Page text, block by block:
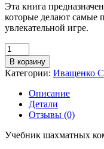
Эта книга
которые делают самые
увлекательной игре.
Количество
товара
Иващенко
С.
"Учебник
шахматных
комбинаций
1б"
В корзину
Категории: Иващенко
Описание
Детали
Отзывы (0)
Учебник шахматных